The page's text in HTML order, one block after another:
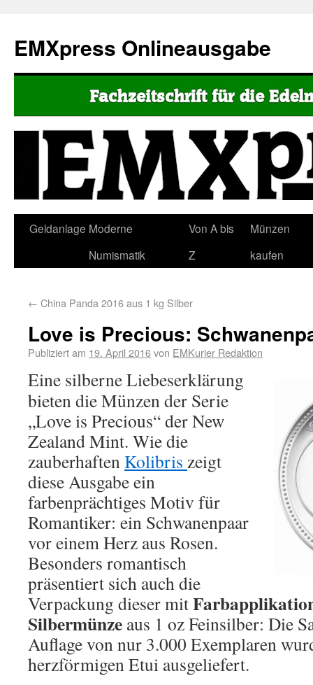
EMXpress Onlineausgabe
Geldanlage Moderne
Numismatik
Von A bis
Z
Münzen
kaufen
← China Panda 2016 aus 1 kg Silber
Love is Precious:
Publiziert am 19. April 2016von EMKurier Redaktion
Eine silberne Liebeserklärung
bieten die Münzen der Serie
„Love is Precious“ der New
Zealand Mint. Wie die
zauberhaften Kolibris zeigt
diese Ausgabe ein
farbenprächtiges Motiv für
Romantiker: ein Schwanenpaar
vor einem Herz aus Rosen.
Besonders romantisch
präsentiert sich auch die
Verpackung dieser mit
Silbermünze aus 1 oz Feinsilber: Die
Auflage von nur 3.000 Exemplaren
herzförmigen Etui ausgeliefert.